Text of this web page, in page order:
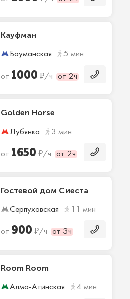
Кауфман
Бауманская 5 мин
от 1000 ₽/ч от 2ч
Golden Horse
Лубянка 3 мин
от 1650 ₽/ч от 2ч
Гостевой дом Сиеста
Серпуховская 11 мин
от 900 ₽/ч от 3ч
Room Room
Алма-Атинская 4 мин